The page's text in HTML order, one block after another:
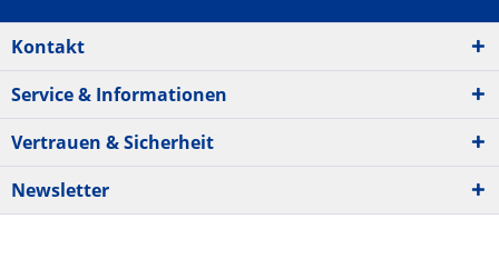
Kontakt
Service & Informationen
Vertrauen & Sicherheit
Newsletter